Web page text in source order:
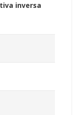
inversa